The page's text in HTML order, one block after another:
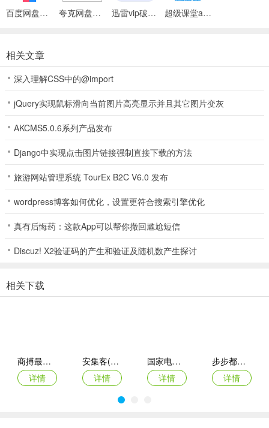
1、高效的学习内容，强大的信息统计分析系统，让学生不再做重复劳
3、接收和上传老师布置的作业，功能强大的练习系统，学练测三位一
体，紧密结合。
教。
5、将书本上的知识变成一个个优美的故事，在用声光影打造的视听盛
6、社交化的学习机制，让学习不再单调。
软件亮点
1、超级课堂app有别于传统枯燥、死板录播形式的视频课程。
3、力求让创新性的知识讲述、艺术般的画面体验和严密性的知识传递
互溶。
软件优势
1、【专业教学内容】主课程全知识点详解，通过名师各科趣味讲解，
小升初初一，初二，初三中考
高一，高二，高三高考
完成视频学习与课后习题能获得积分，可以在积
百度网盘绿色免安装Pc电脑版 夸克网盘官方正式版 迅雷vip破解版永久会员2024版 超级课堂app
相关文章
深入理解CSS中的@import
jQuery实现鼠标滑向当前图片高亮显示并且其它图片变灰
AKCMS5.0.6系列产品发布
Django中实现点击图片链接强制直接下载的方法
旅游网站管理系统 TourEx B2C V6.0 发布
wordpress博客如何优化，设置更符合搜索引擎优化
真有后悔药：这款App可以帮你撤回尴尬短信
Discuz! X2验证码的产生和验证及随机数产生探讨
相关下载
商搏最新手机版
详情
安集客(服务工单管理)
详情
国家电投网络学院app
详情
步步都能记(创作效率工具)
详情